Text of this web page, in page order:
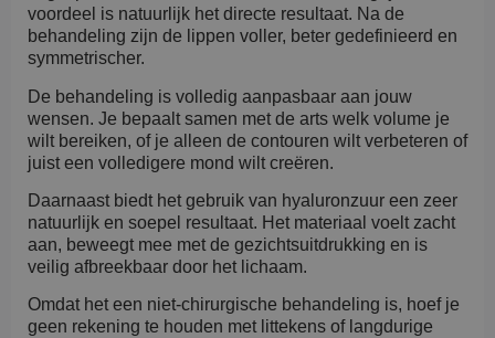
voordeel is natuurlijk het directe resultaat. Na de
behandeling zijn de lippen voller, beter gedefinieerd en
symmetrischer.
De behandeling is volledig aanpasbaar aan jouw
wensen. Je bepaalt samen met de arts welk volume je
wilt bereiken, of je alleen de contouren wilt verbeteren of
juist een volledigere mond wilt creëren.
Daarnaast biedt het gebruik van hyaluronzuur een zeer
natuurlijk en soepel resultaat. Het materiaal voelt zacht
aan, beweegt mee met de gezichtsuitdrukking en is
veilig afbreekbaar door het lichaam.
Omdat het een niet-chirurgische behandeling is, hoef je
geen rekening te houden met littekens of langdurige